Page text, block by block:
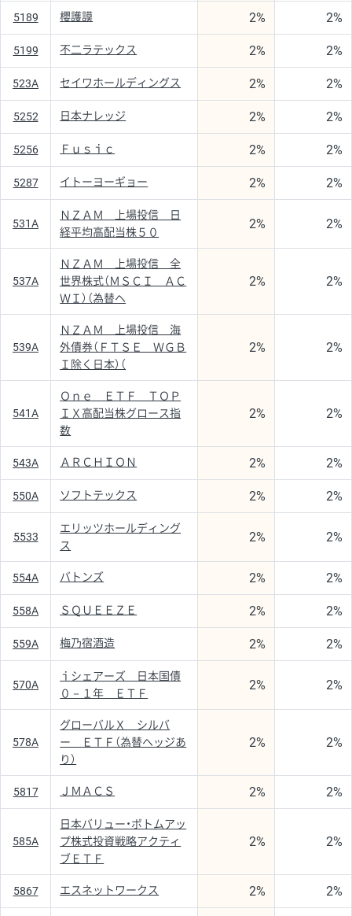
5189 櫻護謨 2% 2%
5199 不二ラテックス 2% 2%
523A セイワホールディングス 2% 2%
5252 日本ナレッジ 2% 2%
5256 Ｆｕｓｉｃ 2% 2%
5287 イトーヨーギョー 2% 2%
531A
ＮＺＡＭ 上場投信 日
経平均高配当株５０
2% 2%
537A
ＮＺＡＭ 上場投信 全
世界株式（ＭＳＣＩ ＡＣ
ＷＩ）（為替ヘ
2% 2%
539A
ＮＺＡＭ 上場投信 海
外債券（ＦＴＳＥ ＷＧＢ
Ｉ除く日本）（
2% 2%
541A
Ｏｎｅ ＥＴＦ ＴＯＰ
ＩＸ高配当株グロース指
数
2% 2%
543A ＡＲＣＨＩＯＮ 2% 2%
550A ソフトテックス 2% 2%
5533
エリッツホールディング
ス
2% 2%
554A バトンズ 2% 2%
558A ＳＱＵＥＥＺＥ 2% 2%
559A 梅乃宿酒造 2% 2%
570A
ｉシェアーズ 日本国債
０－１年 ＥＴＦ
2% 2%
578A
グローバルＸ シルバ
ー ＥＴＦ（為替ヘッジあ
り）
2% 2%
5817 ＪＭＡＣＳ 2% 2%
585A
日本バリュー・ボトムアッ
プ株式投資戦略アクティ
ブＥＴＦ
2% 2%
5867 エスネットワークス 2% 2%